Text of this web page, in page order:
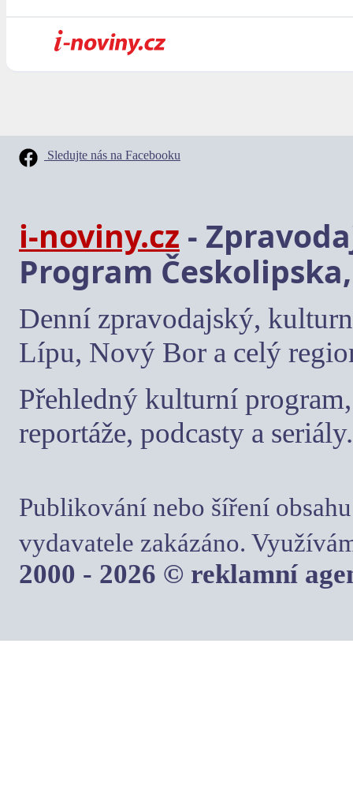
Sledujte nás na Facebooku
i-noviny.cz -
Program
Denní zpravodajský,
Lípu, Nový Bor a celý
Přehledný kulturní
reportáže, podcasty a seriály.
Publikování nebo šíření
vydavatele zakázáno.
2000 - 2026 © reklamní